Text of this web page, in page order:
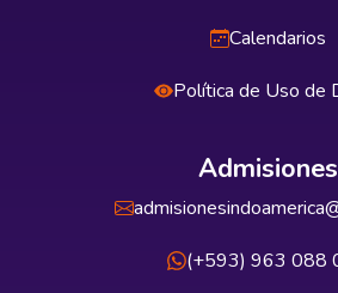
Calendarios
Política de Uso de
Admisiones
(+593) 963 088